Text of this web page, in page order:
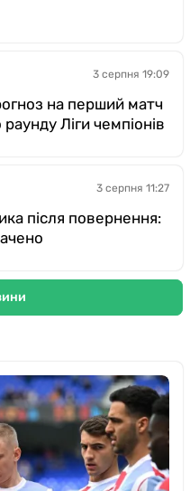
3 серпня 19:09
на перший матч
Ліги чемпіонів
3 серпня 11:27
після повернення: